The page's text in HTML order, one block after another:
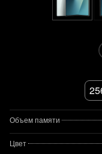
Объем памяти
Цвет